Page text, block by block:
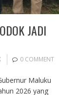
JADI
0 COMMENT
Maluku
2026 yang